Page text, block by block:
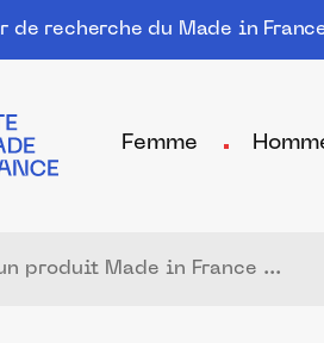
de recherche du Made in
Femme